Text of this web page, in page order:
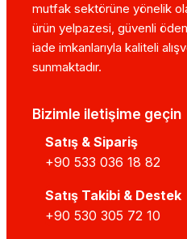
mutfak sektörüne yönelik
ürün yelpazesi, güvenli
iade imkanlarıyla kaliteli
sunmaktadır.
Bizimle iletişime geçin
Satış & Sipariş
+90 533 036 18 82
Satış Takibi & Destek
+90 530 305 72 10